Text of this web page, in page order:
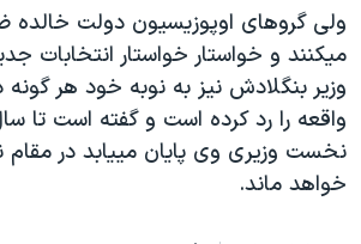
تریبونال مردمی آبان ۹۸
دادگاه حمید نوری
چهل سال گروگان‌گیری
قانون شفافیت دارائی کادر رهبری ایران
اعتراضات مردمی آبان ۹۸
ولی گروهای اوپوزيسيون دولت خالده
ميکنند و خواستار خواستار انتخابات
وزير بنگلادش نيز به نوبه خود هر
نخست وزيری وی پايان مييابد در
خواهد ماند.